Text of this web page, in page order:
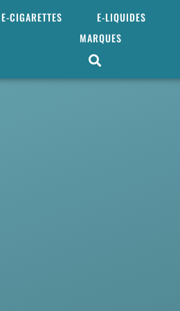
E-CIGARETTES E-LIQUIDES
MARQUES